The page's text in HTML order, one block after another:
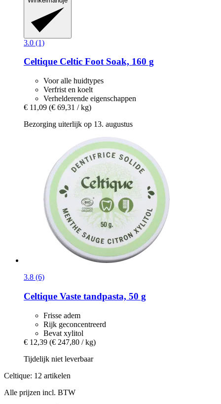
3.0 (1)
Celtique Celtic Foot Soak, 160 g
Voor alle huidtypes
Verfrist en koelt
Verhelderende eigenschappen
€ 11,09 (€ 69,31 / kg)
Bezorging uiterlijk op 13. augustus
3.8 (6)
Celtique Vaste tandpasta, 50 g
Frisse adem
Rijk geconcentreerd
Bevat xylitol
€ 12,39 (€ 247,80 / kg)
Tijdelijk niet leverbaar
Celtique: 12 artikelen
Alle prijzen incl. BTW